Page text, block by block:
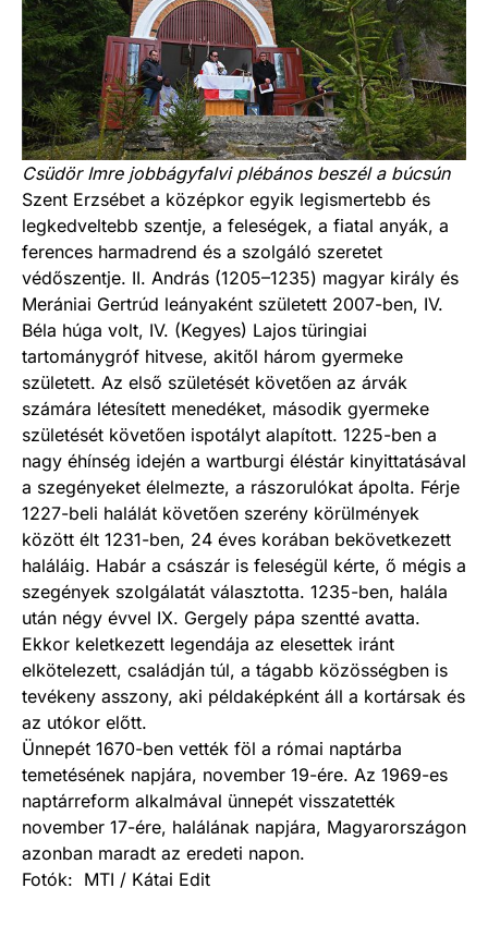
Csüdör Imre jobbágyfalvi plébános beszél a búcsún
Szent Erzsébet a középkor egyik legismertebb és
legkedveltebb szentje, a feleségek, a fiatal anyák, a
ferences harmadrend és a szolgáló szeretet
védőszentje. II. András (1205–1235) magyar király és
Merániai Gertrúd leányaként született 2007-ben, IV.
Béla húga volt, IV. (Kegyes) Lajos türingiai
tartománygróf hitvese, akitől három gyermeke
született. Az első születését követően az árvák
számára létesített menedéket, második gyermeke
születését követően ispotályt alapított. 1225-ben a
nagy éhínség idején a wartburgi éléstár kinyittatásával
a szegényeket élelmezte, a rászorulókat ápolta. Férje
1227-beli halálát követően szerény körülmények
között élt 1231-ben, 24 éves korában bekövetkezett
haláláig. Habár a császár is feleségül kérte, ő mégis a
szegények szolgálatát választotta. 1235-ben, halála
után négy évvel IX. Gergely pápa szentté avatta.
Ekkor keletkezett legendája az elesettek iránt
elkötelezett, családján túl, a tágabb közösségben is
tevékeny asszony, aki példaképként áll a kortársak és
az utókor előtt.
Ünnepét 1670-ben vették föl a római naptárba
temetésének napjára, november 19-ére. Az 1969-es
naptárreform alkalmával ünnepét visszatették
november 17-ére, halálának napjára, Magyarországon
azonban maradt az eredeti napon.
Fotók: MTI / Kátai Edit